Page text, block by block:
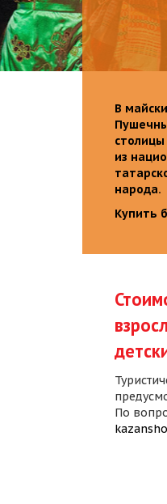
В
из
народа.
Купить
По